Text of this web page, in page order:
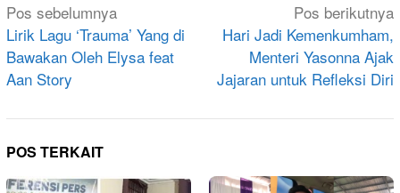
Navigasi
pos
Pos sebelumnya
Lirik Lagu ‘Trauma’ Yang di
Bawakan Oleh Elysa feat
Aan Story
Pos berikutnya
Hari Jadi Kemenkumham,
Menteri Yasonna Ajak
Jajaran untuk Refleksi Diri
POS TERKAIT